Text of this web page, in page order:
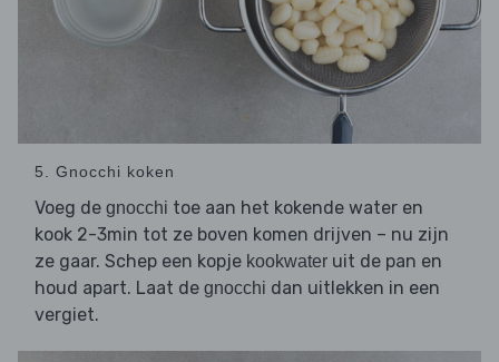
5. Gnocchi koken
Voeg de gnocchi toe aan het kokende water en
kook 2-3min tot ze boven komen drijven – nu zijn
ze gaar. Schep een kopje kookwater uit de pan en
houd apart. Laat de gnocchi dan uitlekken in een
vergiet.